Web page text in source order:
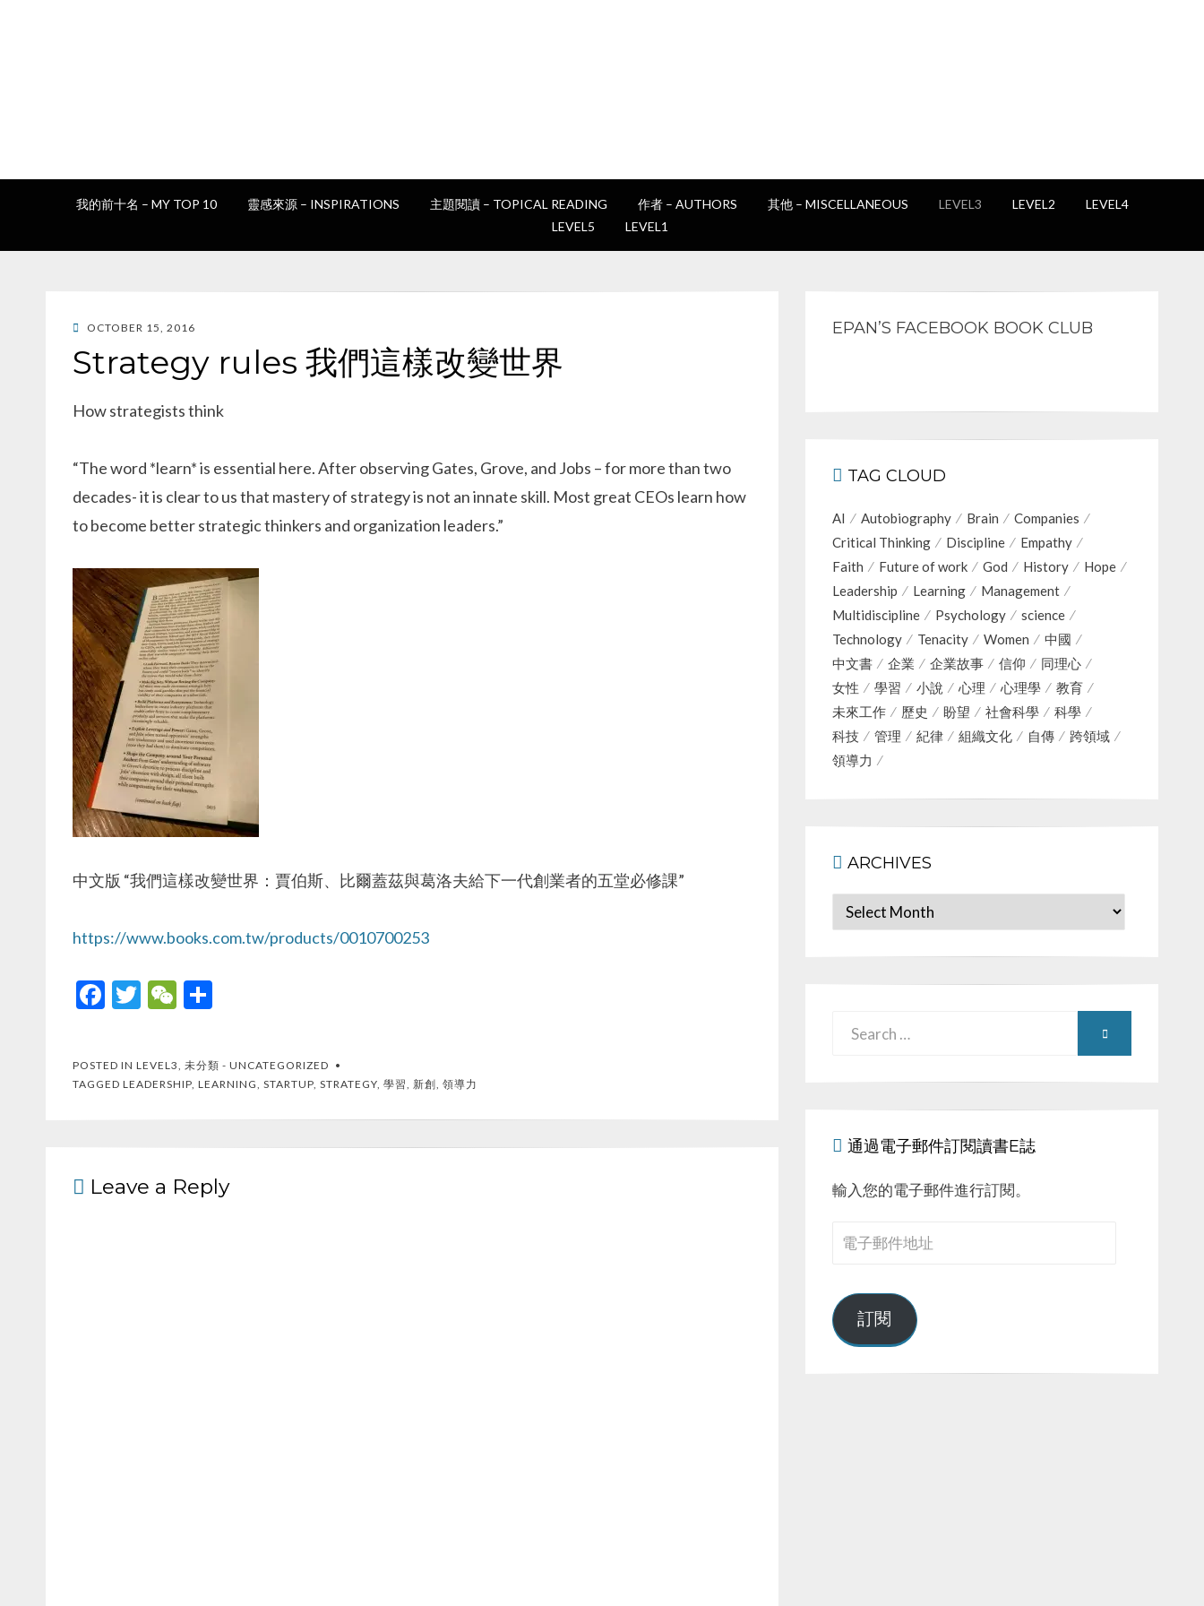
我的前十名 – MY TOP 10 靈感來源 – INSPIRATIONS 主題閱讀 – TOPICAL READING 作者 – AUTHORS 其他 – MISCELLANEOUS LEVEL3 LEVEL2
LEVEL4
LEVEL5
LEVEL1
POSTED
OCTOBER 15, 2016
Strategy rules 我們這樣改變世界
How strategists think
“The word *learn* is essential here. After observing Gates, Grove, and Jobs – for more than two
decades- it is clear to us that mastery of strategy is not an innate skill. Most great CEOs learn how
to become better strategic thinkers and organization leaders.”
中文版 “我們這樣改變世界：賈伯斯、比爾蓋茲與葛洛夫給下一代創業者的五堂必修課”
https://www.books.com.tw/products/0010700253
F
b
T
er
W
C
h
ar
e
POSTED IN LEVEL3, 未分類 - UNCATEGORIZED
TAGGED LEADERSHIP, LEARNING, STARTUP, STRATEGY, 學習, 新創, 領導力
Leave a Reply
EPAN’S FACEBOOK BOOK CLUB
TAG CLOUD
AI Autobiography Brain
Companies
Critical Thinking
Discipline
Empathy
Faith
Future of work God History
Hope
Leadership
Learning
Management
Multidiscipline
Psychology
science
Technology
Tenacity Women
中國
中文書
企業 企業故事 信仰
同理心
女性
學習 小說 心理 心理學
教育
未來工作
歷史 盼望 社會科學
科學
科技
管理 紀律 組織文化 自傳
跨領域
領導力
ARCHIVES
Archives
SEARCH
通過電子郵件訂閱讀書E誌
輸入您的電子郵件進行訂閱。
電
件
地
訂閱